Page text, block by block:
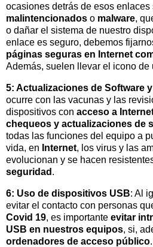
ocasiones detrás de esos enlaces
malintencionados o malware,
o dañar el sistema de nuestro
enlace es seguro, debemos
páginas seguras en Internet
Además, suelen llevar el icono de
5: Actualizaciones de Software
ocurre con las vacunas y las
dispositivos con acceso a
chequeos y actualizaciones de
todas las funciones del equipo a
vida, en Internet, los virus y las
evolucionan y se hacen
seguridad .
6: Uso de dispositivos USB: Al
evitar el contacto con personas
Covid 19, es importante evitar
USB en nuestros equipos, si,
ordenadores de acceso público